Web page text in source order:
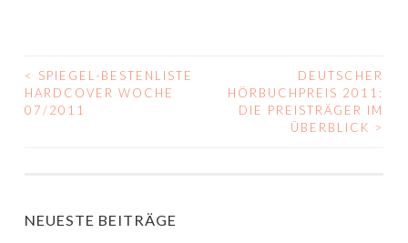
BEITRAGS-
NAVIGATION
<
SPIEGEL-BESTENLISTE
HARDCOVER WOCHE
07/2011
DEUTSCHER
HÖRBUCHPREIS 2011:
DIE PREISTRÄGER IM
ÜBERBLICK >
NEUESTE BEITRÄGE